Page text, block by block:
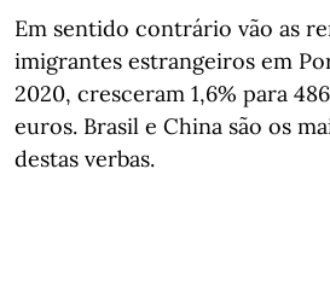
Em sentido contrário vão as
imigrantes estrangeiros em
2020, cresceram 1,6% para
euros. Brasil e China são os
destas verbas.